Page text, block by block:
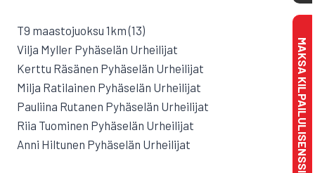
T9 maastojuoksu 1km (13)
Vilja Myller Pyhäselän Urheilijat
Kerttu Räsänen Pyhäselän Urheilijat
Milja Ratilainen Pyhäselän Urheilijat
Pauliina Rutanen Pyhäselän Urheilijat
Riia Tuominen Pyhäselän Urheilijat
Anni Hiltunen Pyhäselän Urheilijat
MAKSA KILPAILULISENSSI